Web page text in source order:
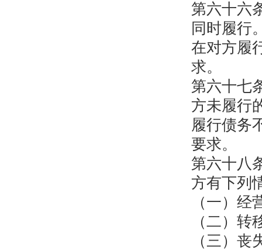
第六十六
同时履行
在对方履
求。
第六十七
方未履行
履行债务
要求。
第六十八
方有下列
（一）
（二）
（三）